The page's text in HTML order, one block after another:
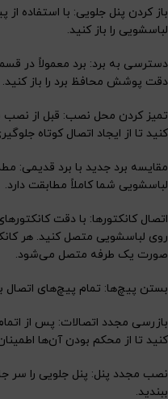
باز کردن پنل جلویی: با استفاده
لباسشویی را باز کنید.
دسترسی به برد: برد معمولاً در
دقت پوشش محافظ برد را باز کنید.
تمیز کردن محل نصب: قبل از نصب
کنید تا از ایجاد اتصال کوتاه
مقایسه برد جدید با برد قدیمی:
لباسشویی شما کاملاً مطابقت دارد.
اتصال کانکتورها: با دقت
روی لباسشویی متصل کنید. هر
صورت یک طرفه متصل می‌شود.
بستن پیچ‌ها: تمام پیچ‌های اتصال
بازرسی مجدد اتصالات: پس از
کنید تا از محکم بودن آن‌ها
نصب مجدد پنل: پنل جلویی را سر
ببندید.